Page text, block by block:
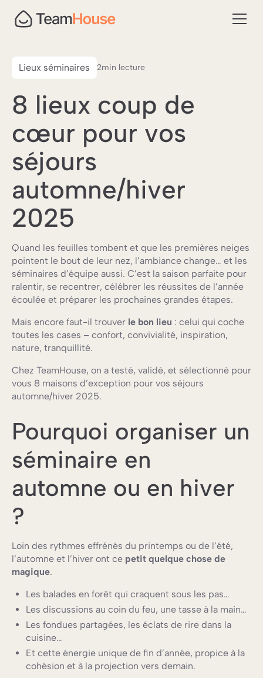
Lieux séminaires 2min lecture
8 lieux coup de
cœur pour vos
séjours
automne/hiver
2025
Quand les feuilles tombent et que les premières neiges
pointent le bout de leur nez, l’ambiance change… et les
séminaires d’équipe aussi. C’est la saison parfaite pour
ralentir, se recentrer, célébrer les réussites de l’année
écoulée et préparer les prochaines grandes étapes.
Mais encore faut-il trouver le bon lieu : celui qui coche
toutes les cases – confort, convivialité, inspiration,
nature, tranquillité.
Chez TeamHouse, on a testé, validé, et sélectionné pour
vous 8 maisons d’exception pour vos séjours
automne/hiver 2025.
Pourquoi organiser un
séminaire en
automne ou en hiver
?
Loin des rythmes effrénés du printemps ou de l’été,
l’automne et l’hiver ont ce petit quelque chose de
magique.
Les balades en forêt qui craquent sous les pas…
Les discussions au coin du feu, une tasse à la main…
Les fondues partagées, les éclats de rire dans la
cuisine…
Et cette énergie unique de fin d’année, propice à la
cohésion et à la projection vers demain.